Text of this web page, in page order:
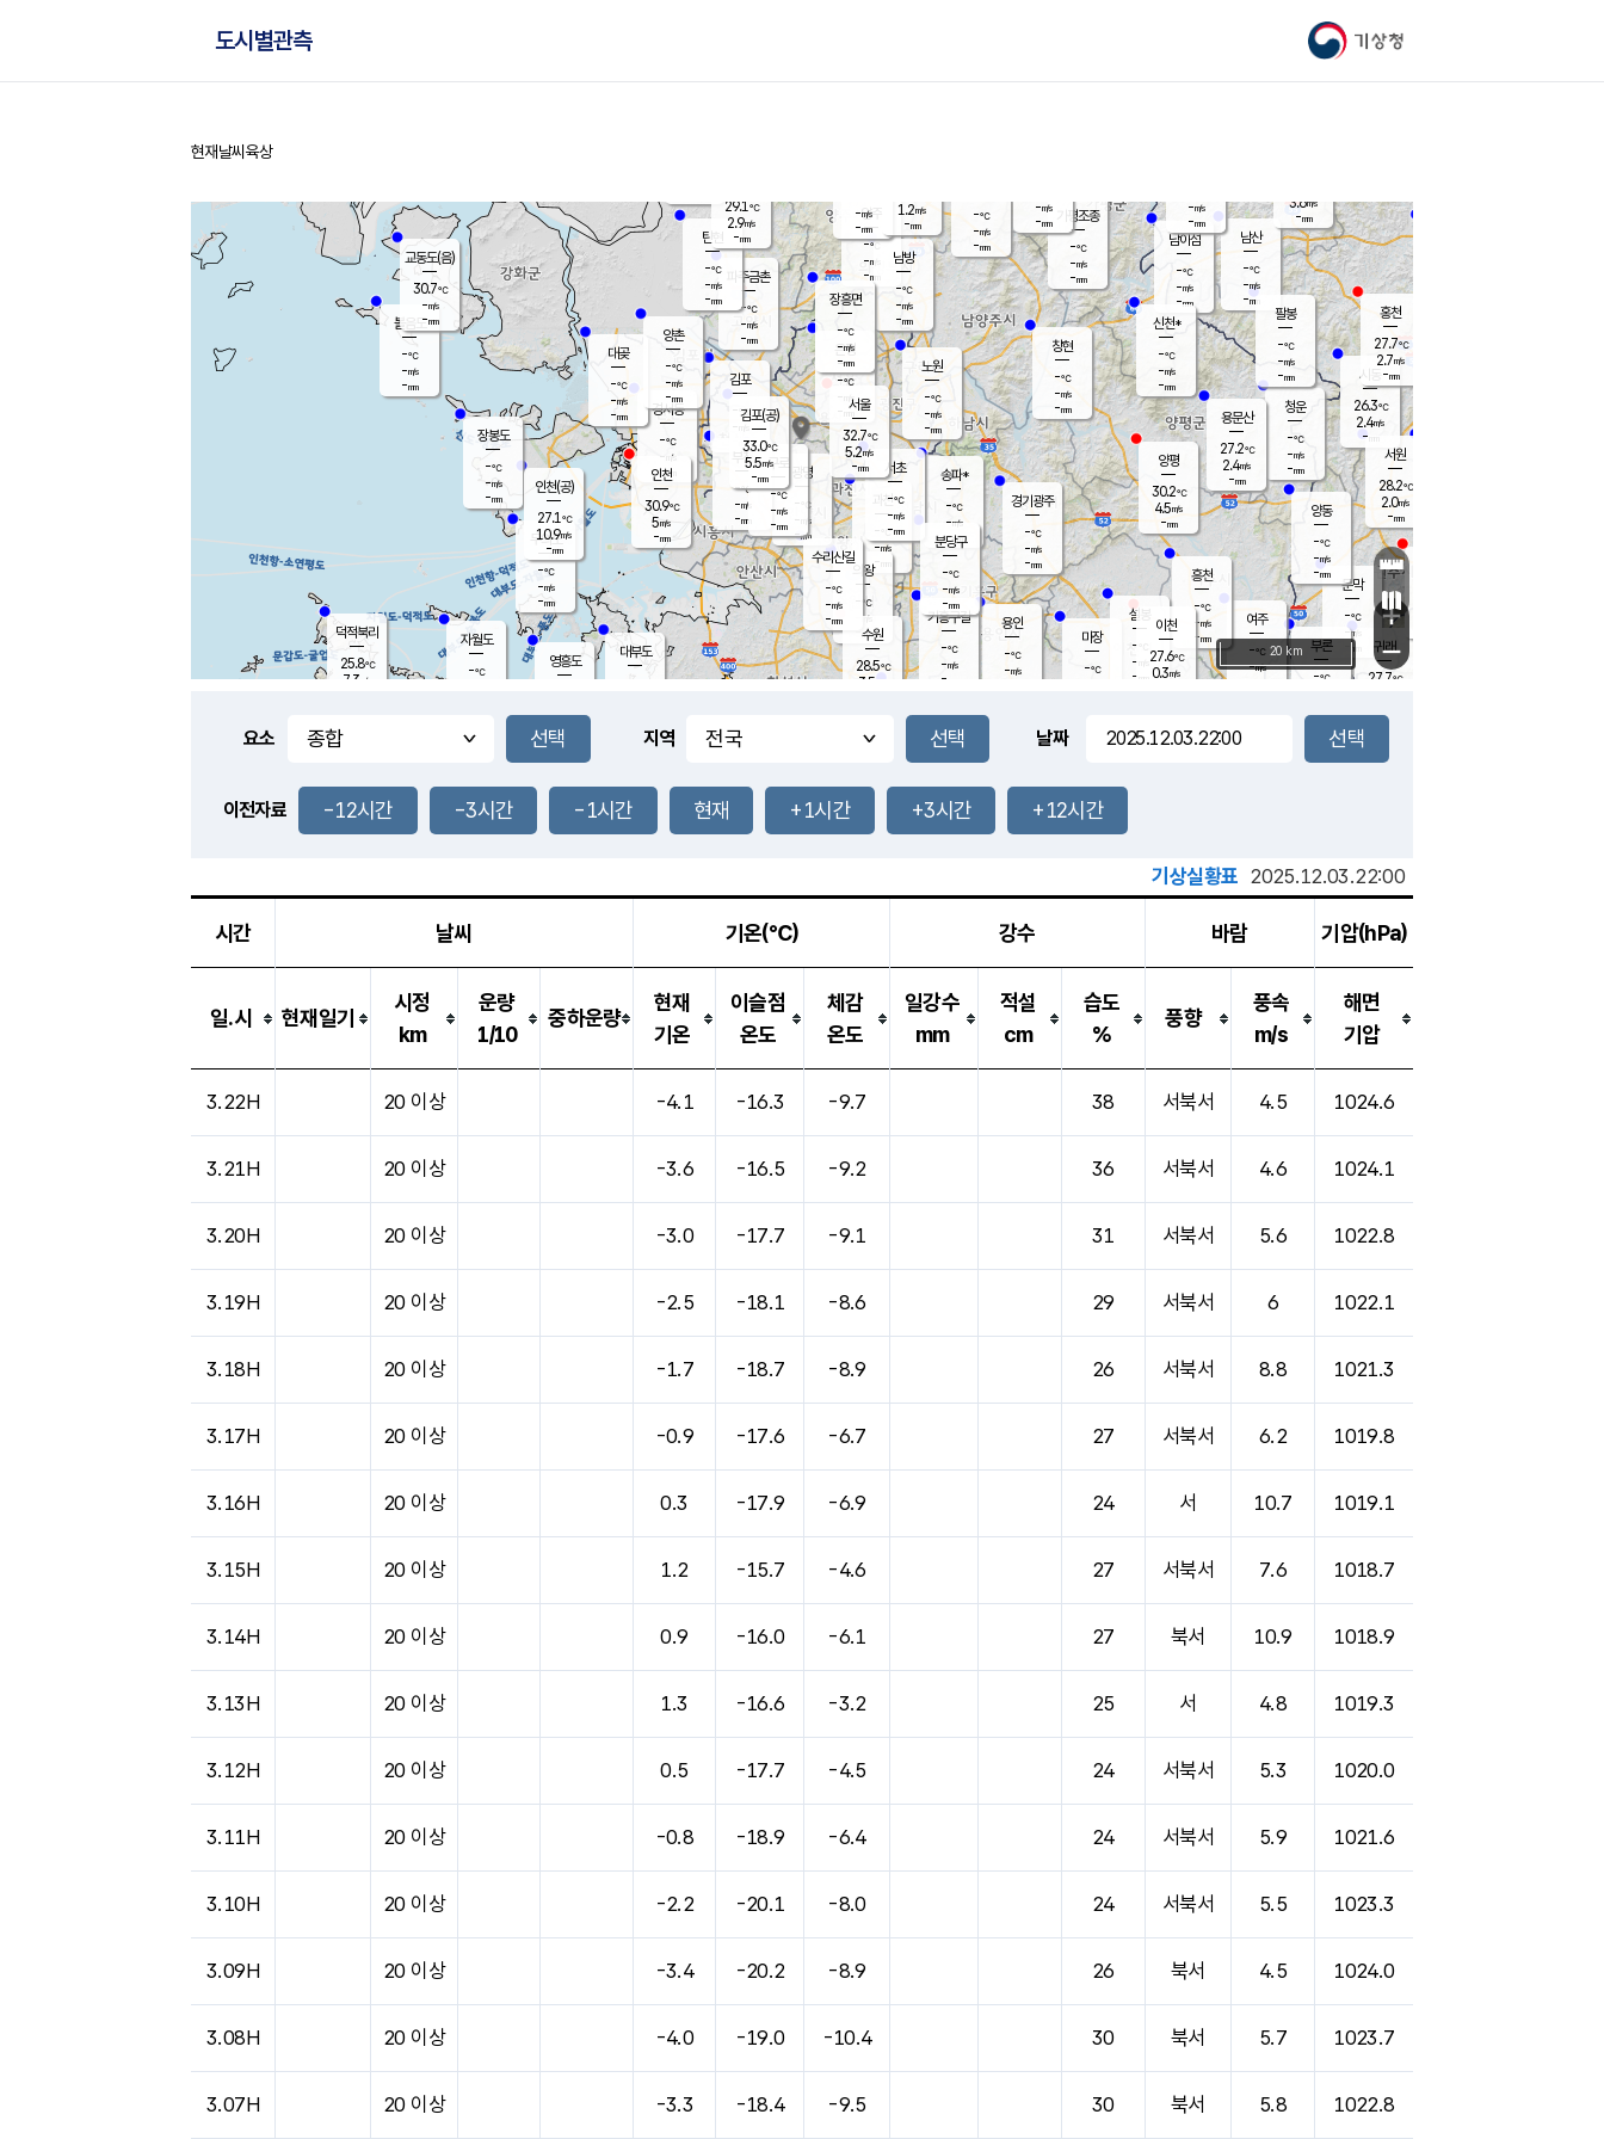
기상청
도시별관측
홈
현재날씨 육상
풍도
-m/s
문막
-℃
-m/s
mm
남이섬
-℃
-m/s
-mm
무의도
-℃
-m/s
-mm
영흥도
볼음도
-℃
-m/s
-mm
자월도
-℃
양주
-℃
-m/s
-mm
부론
-℃
과천
- ℃
-m/s
- mm
남산
-℃
-m/s
-mm
장봉도
-℃
-m/s
-mm
-mm
청운
-℃
-m/s
-mm
팔봉
-℃
-m/s
-mm
-mm
용인
-℃
-m/s
여주
-℃
-m/s
양동
-℃
-m/s
-mm
경기광주
-℃
-m/s
-mm
장호원
-m/s
-mm
℃
대부도
-
경서동
-℃
- m/s
-mm
파주금촌
-℃
-m/s
-mm
가평조종
-℃
-m/s
-mm
-℃
-m/s
-mm
대곶
-℃
-m/s
-mm
신천*
-℃
-m/s
-mm
창현
-℃
-m/s
-mm
탄현
-℃
-m/s
-mm
-m/s
-mm
- ℃
- m/s
-mm
흥천
-℃
-m/s
-mm
마장
-℃
의왕
- ℃
m/s
mm
김포
- ℃
-m/s
mm
설봉
-
-m/s
- mm
광명
- ℃
-m/s
-mm
부천
-℃
-m/s
-mm
-mm
양촌
-℃
-m/s
-mm
구로
-℃
-m/s
-mm
은평
-℃
-m/s
- mm
노원
-℃
-m/s
-mm
송파*
-℃
-m/s
-mm
서초
-℃
-m/s
-mm
남방
-℃
-m/s
-mm
기흥구갈
-℃
-m/s
-
수리산길
-℃
-m/s
-mm
분당구
-℃
-m/s
-mm
장흥면
-℃
-m/s
-mm
-m/s
-mm
시동
26.3℃
2.4m/s
- mm
귀래
27.7℃
서원
28.2℃
2.0m/s
-mm
용문산
27.2℃
2.4m/s
-mm
덕적북리
25.8℃
7.3 m/s
인천(공)
27.1℃
10.9m/s
-mm
김포(공)
33.0℃
5.5m/s
-mm
교동도(음)
30.7℃
-m/s
-mm
홍천
27.7℃
2.7m/s
-mm
이천
27.6℃
0.3m/s
양평
30.2℃
4.5m/s
-mm
수원
28.5℃
3.5 m/s
인천
30.9℃
5m/s
-mm
서울
32.7℃
5.2m/s
-mm
3.6m/s
-mm
29.1℃
2.9m/s
-mm
1.2m/s
-mm
+
−
20 km
요소 지역 날짜
이전자료 -12시간 -3시간 -1시간 현재 +1시간 +3시간 +12시간
기상실황표 2025.12.03.22:00
시간 날씨 기온(℃) 강수 바람 기압(hPa)
일.시 현재일기
시정
km
운량
1/10
중하운량
현재
기온
이슬점
온도
체감
온도
일강수
mm
적설
cm
습도
%
풍향
풍속
m/s
해면
기압
3.22H 20 이상 -4.1 -16.3 -9.7 38 서북서 4.5 1024.6
3.21H 20 이상 -3.6 -16.5 -9.2 36 서북서 4.6 1024.1
3.20H 20 이상 -3.0 -17.7 -9.1 31 서북서 5.6 1022.8
3.19H 20 이상 -2.5 -18.1 -8.6 29 서북서 6 1022.1
3.18H 20 이상 -1.7 -18.7 -8.9 26 서북서 8.8 1021.3
3.17H 20 이상 -0.9 -17.6 -6.7 27 서북서 6.2 1019.8
3.16H 20 이상 0.3 -17.9 -6.9 24 서 10.7 1019.1
3.15H 20 이상 1.2 -15.7 -4.6 27 서북서 7.6 1018.7
3.14H 20 이상 0.9 -16.0 -6.1 27 북서 10.9 1018.9
3.13H 20 이상 1.3 -16.6 -3.2 25 서 4.8 1019.3
3.12H 20 이상 0.5 -17.7 -4.5 24 서북서 5.3 1020.0
3.11H 20 이상 -0.8 -18.9 -6.4 24 서북서 5.9 1021.6
3.10H 20 이상 -2.2 -20.1 -8.0 24 서북서 5.5 1023.3
3.09H 20 이상 -3.4 -20.2 -8.9 26 북서 4.5 1024.0
3.08H 20 이상 -4.0 -19.0 -10.4 30 북서 5.7 1023.7
3.07H 20 이상 -3.3 -18.4 -9.5 30 북서 5.8 1022.8